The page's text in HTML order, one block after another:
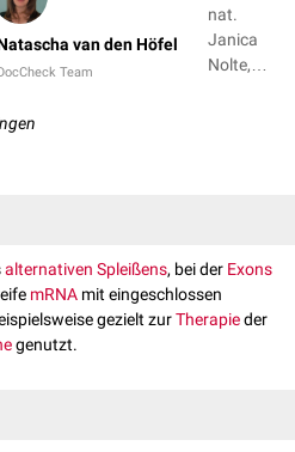
van den Höfel
DocCheck Team
nat.
Janica
Nolte,
alternativen Spleißens, bei der Exons
mRNA mit eingeschlossen
gezielt zurTherapieder
genutzt.